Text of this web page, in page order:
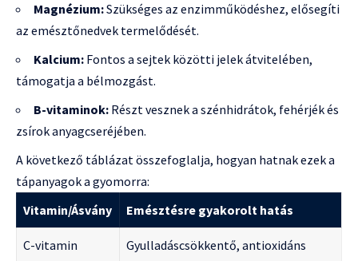
Magnézium:Szükséges az enzimműködéshez, elősegíti
az emésztőnedvek termelődését.
Kalcium: Fontos a sejtek közötti jelek átvitelében,
támogatja a bélmozgást.
B-vitaminok: Részt vesznek a szénhidrátok, fehérjék és
zsírok anyagcseréjében.
A következő táblázat összefoglalja, hogyan hatnak ezek a
tápanyagok a gyomorra:
Vitamin/Ásvány
Emésztésre gyakorolt hatás
C-vitamin Gyulladáscsökkentő, antioxidáns